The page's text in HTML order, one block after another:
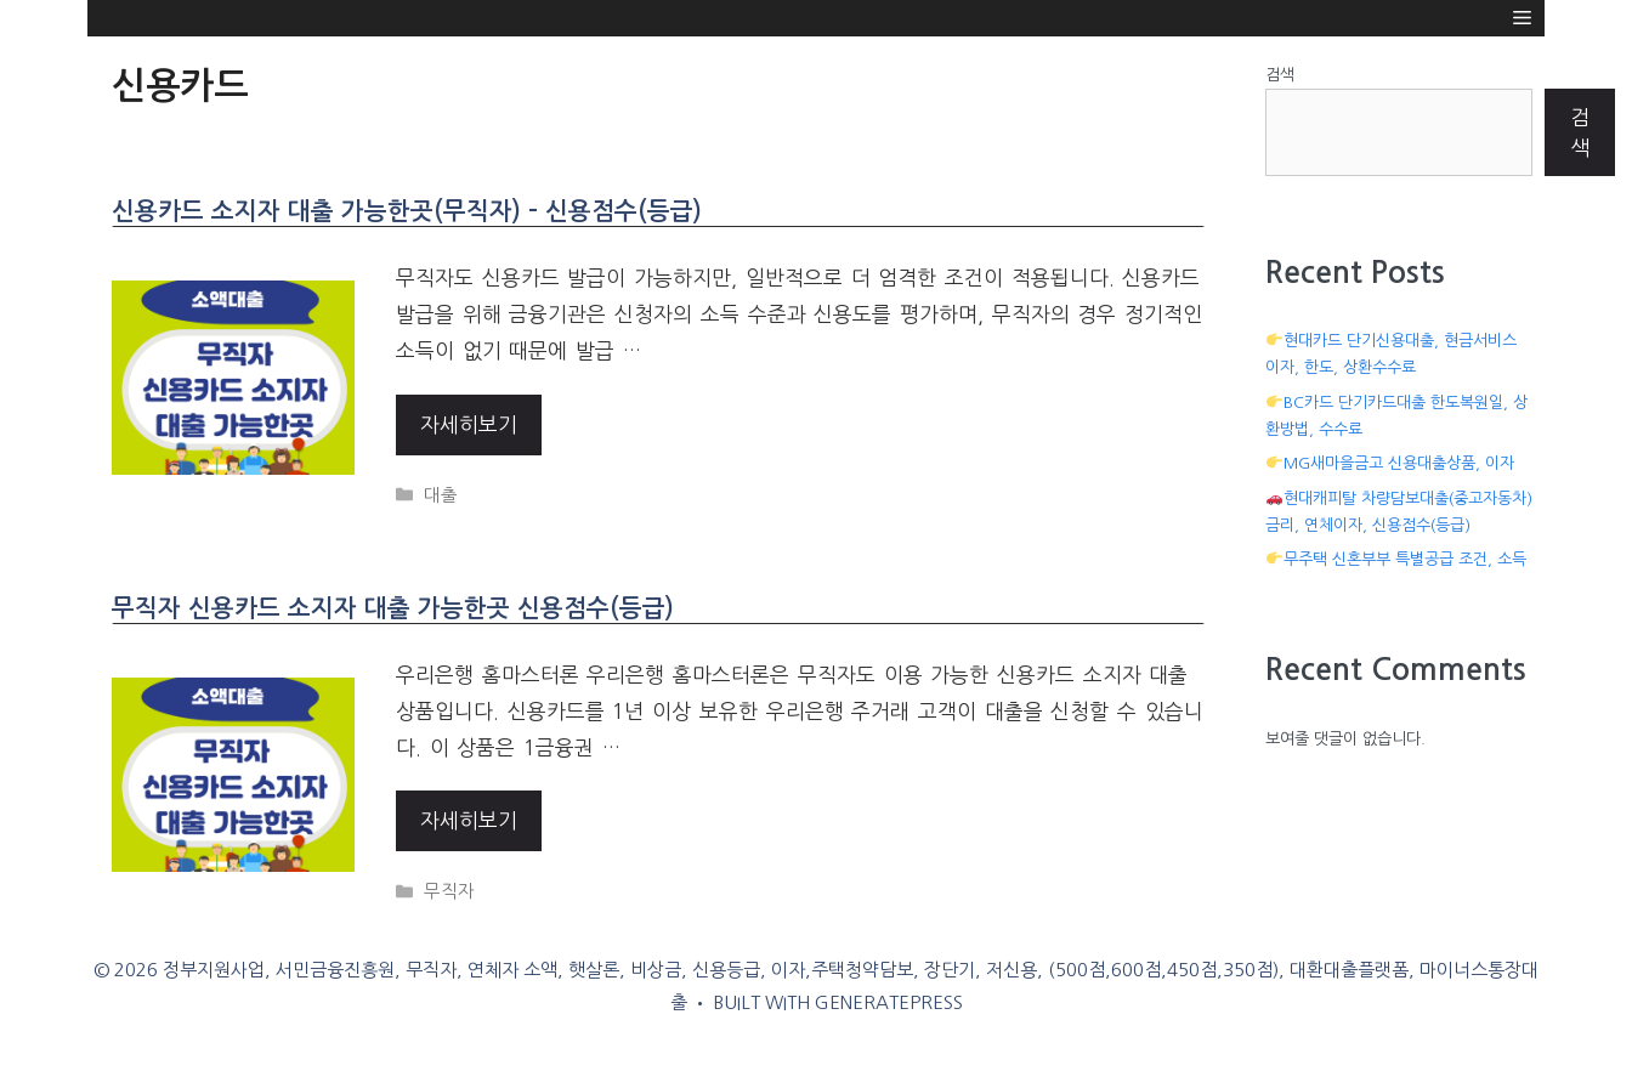
신용카드
신용카드 소지자 대출 가능한곳(무직자) – 신용점수(등급)
무직자도 신용카드 발급이 가능하지만, 일반적으로 더 엄격한 조건이 적용됩니다. 신용카드
발급을 위해 금융기관은 신청자의 소득 수준과 신용도를 평가하며, 무직자의 경우 정기적인
소득이 없기 때문에 발급 …
자세히보기
CATEGORIES
대출
무직자 신용카드 소지자 대출 가능한곳 신용점수(등급)
우리은행 홈마스터론 우리은행 홈마스터론은 무직자도 이용 가능한 신용카드 소지자 대출
상품입니다. 신용카드를 1년 이상 보유한 우리은행 주거래 고객이 대출을 신청할 수 있습니
다. 이 상품은 1금융권 …
자세히보기
CATEGORIES
무직자
검색
검
색
Recent Posts
현대카드 단기신용대출, 현금서비스
이자, 한도, 상환수수료
BC카드 단기카드대출 한도복원일, 상
환방법, 수수료
MG새마을금고 신용대출상품, 이자
현대캐피탈 차량담보대출(중고자동차)
금리, 연체이자, 신용점수(등급)
무주택 신혼부부 특별공급 조건, 소득
Recent Comments
보여줄 댓글이 없습니다.
© 2026 정부지원사업, 서민금융진흥원, 무직자, 연체자 소액, 햇살론, 비상금, 신용등급, 이자,주택청약담보, 장단기, 저신용, (500점,600점,450점,350점), 대환대출플랫폼, 마이너스통장대
출• BUILT WITH GENERATEPRESS